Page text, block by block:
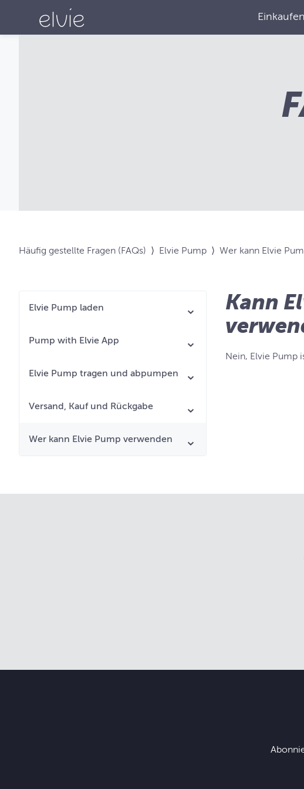
Einkaufen
Häufig gestellte Fragen (FAQs) ⟩ Elvie Pump ⟩ Wer kann Elvie
Elvie Pump laden
Pump with Elvie App
Elvie Pump tragen und abpumpen
Versand, Kauf und Rückgabe
Wer kann Elvie Pump verwenden
Kann
Nein, Elvie Pump